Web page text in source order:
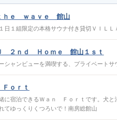
ｈｅ ｗａｖｅ 館山
日１組限定の本格サウナ付き貸切ＶＩＬＬ
２ｎｄ Ｈｏｍｅ 館山１ｓｔ
シャンビューを満喫する、プライベートサ
ｏｒｔ
に宿泊できるＷａｎ Ｆｏｒｔです。犬と
てゆっくりくつろいで！南房総館山